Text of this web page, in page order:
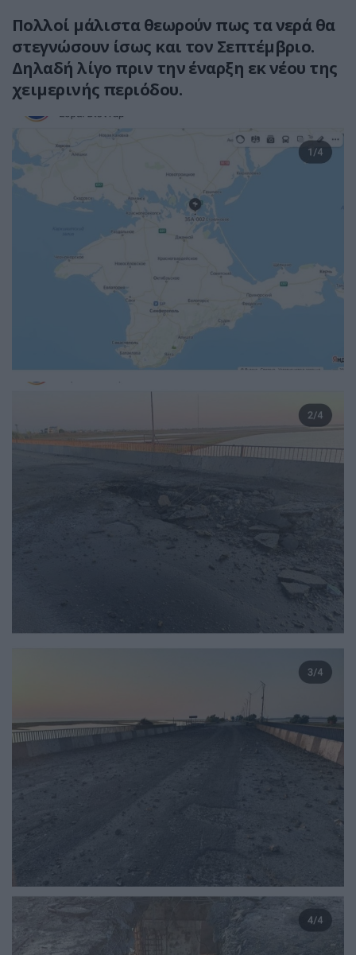
Πολλοί μάλιστα θεωρούν πως τα νερά θα
στεγνώσουν ίσως και τον Σεπτέμβριο.
Δηλαδή λίγο πριν την έναρξη εκ νέου της
χειμερινής περιόδου.